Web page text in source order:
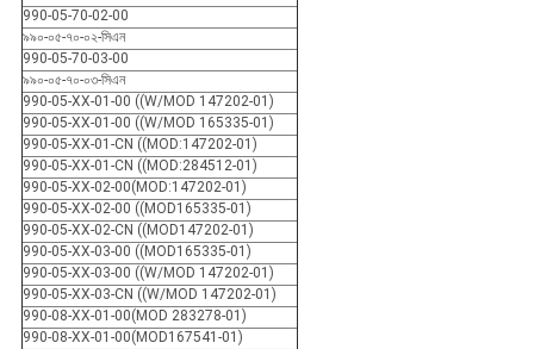
990-05-70-02-00
৯৯০-০৫-৭০-০২-সিএন
990-05-70-03-00
৯৯০-০৫-৭০-০৩-সিএন
990-05-XX-01-00 ((W/MOD 147202-01)
990-05-XX-01-00 ((W/MOD 165335-01)
990-05-XX-01-CN ((MOD:147202-01)
990-05-XX-01-CN ((MOD:284512-01)
990-05-XX-02-00(MOD:147202-01)
990-05-XX-02-00 ((MOD165335-01)
990-05-XX-02-CN ((MOD147202-01)
990-05-XX-03-00 ((MOD165335-01)
990-05-XX-03-00 ((W/MOD 147202-01)
990-05-XX-03-CN ((W/MOD 147202-01)
990-08-XX-01-00(MOD 283278-01)
990-08-XX-01-00(MOD167541-01)